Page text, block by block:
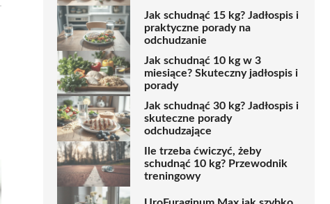
Jak schudnąć 15 kg? Jadłospis i
praktyczne porady na
odchudzanie
Jak schudnąć 10 kg w 3
miesiące? Skuteczny jadłospis i
porady
Jak schudnąć 30 kg? Jadłospis i
skuteczne porady
odchudzające
Ile trzeba ćwiczyć, żeby
schudnąć 10 kg? Przewodnik
treningowy